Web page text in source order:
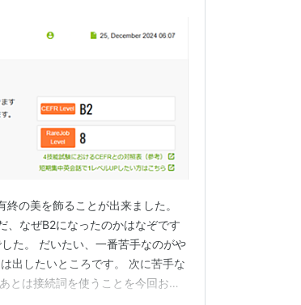
の美を飾ることが出来ました。
、なぜB2になったのかはなぞです
た。 だいたい、一番苦手なのがや
出したいところです。 次に苦手な
とは接続詞を使うことを今回お勧